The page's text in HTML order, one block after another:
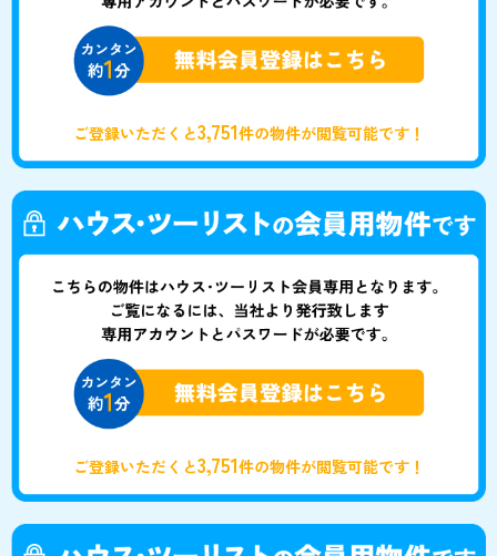
ご登録いただくと3,751件の物件が閲覧可能です！
ご登録いただくと3,751件の物件が閲覧可能です！